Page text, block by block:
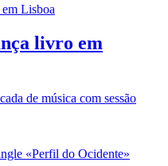
livro em
de música com sessão